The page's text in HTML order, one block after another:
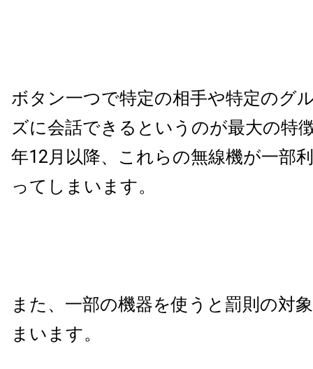
ボタン一つで特定の相手や特定のグ
ズに会話できるというのが最大の特
年12月以降、これらの無線機が一部
ってしまいます。
また、一部の機器を使うと罰則の対
まいます。